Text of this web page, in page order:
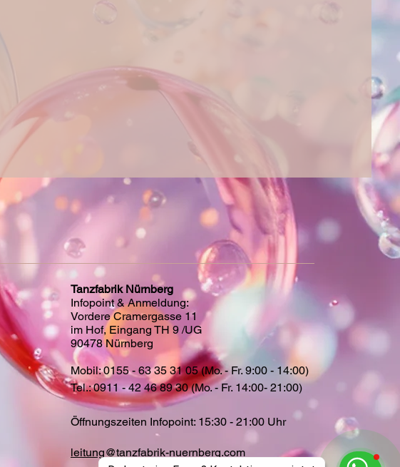
Tanzfabrik Nürnberg
Infopoint & Anmeldung:
Vordere Cramergasse 11
im Hof, Eingang TH 9 /UG
90478 Nürnberg
Mobil: 0155 - 63 35 31 05 (Mo. - Fr. 9:00 - 14:00)
Tel.: 0911 - 42 46 89 30 (Mo. - Fr. 14:00- 21:00)
Öffnungszeiten Infopoint: 15:30 - 21:00 Uhr
leitung@tanzfabrik-nuernberg.com